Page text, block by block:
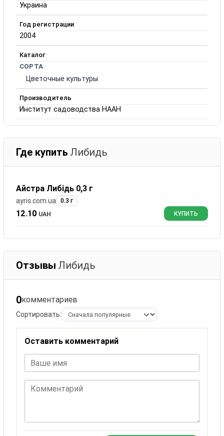
Украина
Год регистрации
2004
Каталог
СОРТА
Цветочные культуры
Производитель
Институт садоводства НААН
Где купить Либидь
Айстра Либідь 0,3 г
ayris.com.ua 0.3 г
12.10 UAH КУПИТЬ
Отзывы Либидь
0комментариев
Сортировать:
Оставить комментарий
Ваше имя
Комментарий